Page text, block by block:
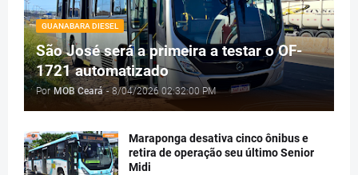
GUANABARA DIESEL
São José será a primeira a testar o OF-
1721 automatizado
Por MOB Ceará - 8/04/2026 02:32:00 PM
Maraponga desativa cinco ônibus e
retira de operação seu último Senior
Midi